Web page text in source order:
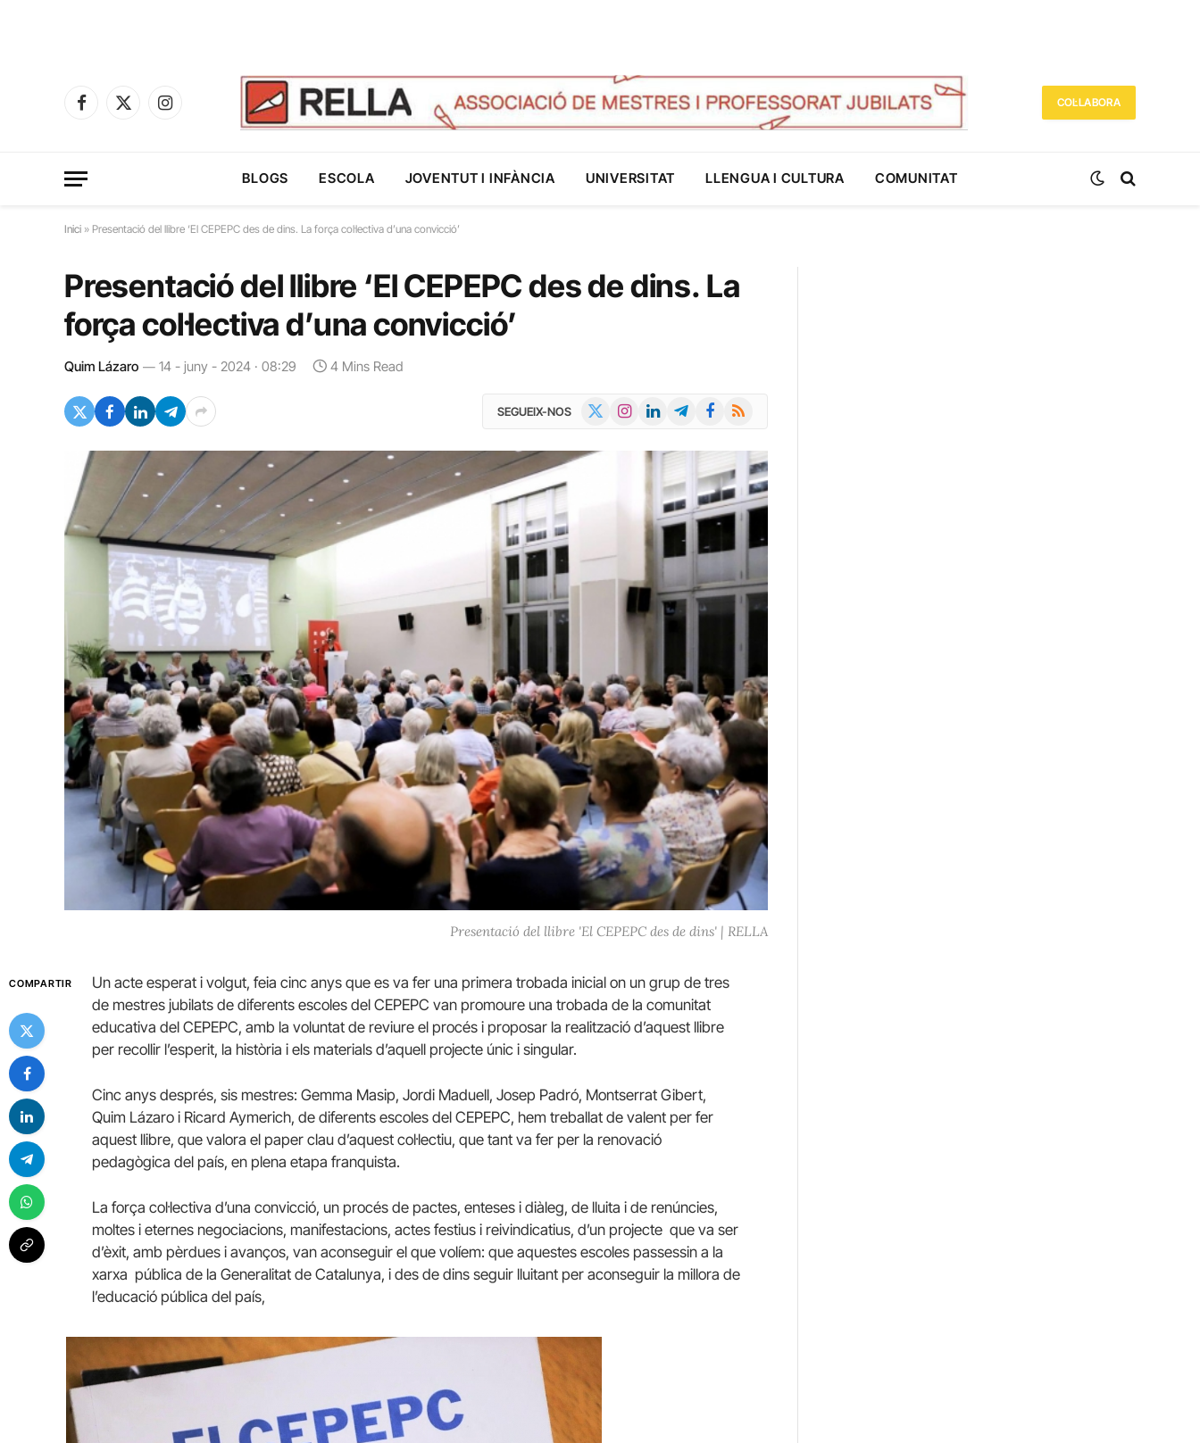
Facebook
X
Instagram
COL·LABORA
BLOGS ESCOLA JOVENTUT I INFÀNCIA UNIVERSITAT LLENGUA I CULTURA COMUNITAT
Inici » Presentació del llibre ‘El CEPEPC des de dins. La força col·lectiva d’una convicció’
Presentació del llibre ‘El CEPEPC des de dins. La
força col·lectiva d’una convicció’
Quim Lázaro 14 - juny - 2024 · 08:29 4 Mins Read
SEGUEIX-NOS InstagramLinkedInTelegramFacebook
RSS
Presentació del llibre 'El CEPEPC des de dins' | RELLA
COMPARTIR
Un acte esperat i volgut, feia cinc anys que es va fer una primera trobada inicial on un grup de tres
de mestres jubilats de diferents escoles del CEPEPC van promoure una trobada de la comunitat
educativa del CEPEPC, amb la voluntat de reviure el procés i proposar la realització d’aquest llibre
per recollir l’esperit, la història i els materials d’aquell projecte únic i singular.
Cinc anys després, sis mestres: Gemma Masip, Jordi Maduell, Josep Padró, Montserrat Gibert,
Quim Lázaro i Ricard Aymerich, de diferents escoles del CEPEPC, hem treballat de valent per fer
aquest llibre, que valora el paper clau d’aquest col·lectiu, que tant va fer per la renovació
pedagògica del país, en plena etapa franquista.
La força col·lectiva d’una convicció, un procés de pactes, enteses i diàleg, de lluita i de renúncies,
moltes i eternes negociacions, manifestacions, actes festius i reivindicatius, d’un projecte que va ser
d’èxit, amb pèrdues i avanços, van aconseguir el que volíem: que aquestes escoles passessin a la
xarxa pública de la Generalitat de Catalunya, i des de dins seguir lluitant per aconseguir la millora de
l’educació pública del país,